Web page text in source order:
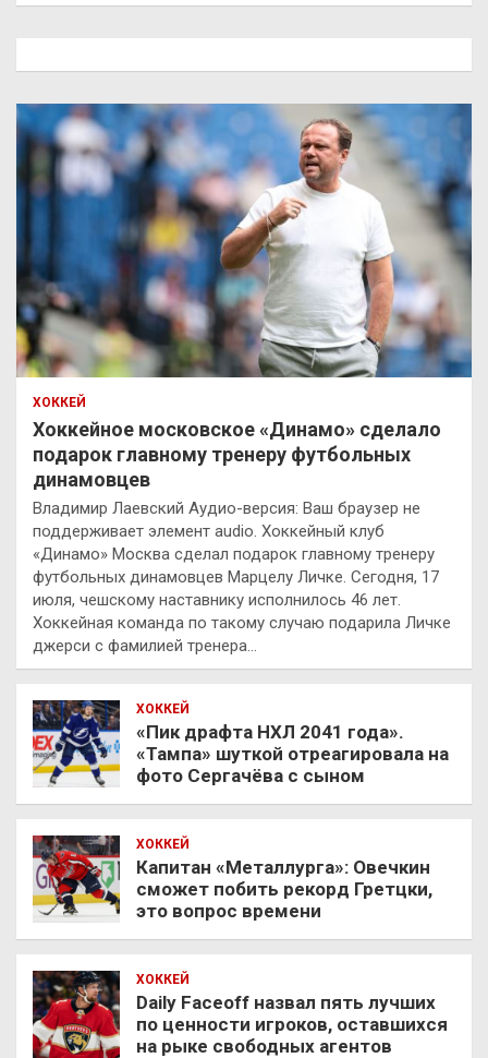
ХОККЕЙ
Хоккейное московское «Динамо» сделало
подарок главному тренеру футбольных
динамовцев
Владимир Лаевский Аудио-версия: Ваш браузер не
поддерживает элемент audio. Хоккейный клуб
«Динамо» Москва сделал подарок главному тренеру
футбольных динамовцев Марцелу Личке. Сегодня, 17
июля, чешскому наставнику исполнилось 46 лет.
Хоккейная команда по такому случаю подарила Личке
джерси с фамилией тренера…
ХОККЕЙ
«Пик драфта НХЛ 2041 года».
«Тампа» шуткой отреагировала на
фото Сергачёва с сыном
ХОККЕЙ
Капитан «Металлурга»: Овечкин
сможет побить рекорд Гретцки,
это вопрос времени
ХОККЕЙ
Daily Faceoff назвал пять лучших
по ценности игроков, оставшихся
на рыке свободных агентов